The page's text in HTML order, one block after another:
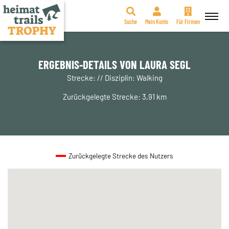
Zum
Suche Mein Konto Für Firmen
ERGEBNIS-DETAILS VON LAURA SEGL
Strecke: // Disziplin: Walking
Zurückgelegte Strecke: 3,91 km
Zurückgelegte Strecke des Nutzers